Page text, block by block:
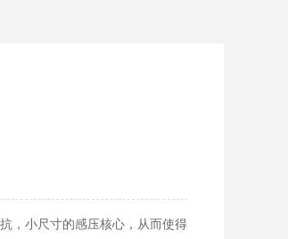
，小尺寸的感压核心，从而使得